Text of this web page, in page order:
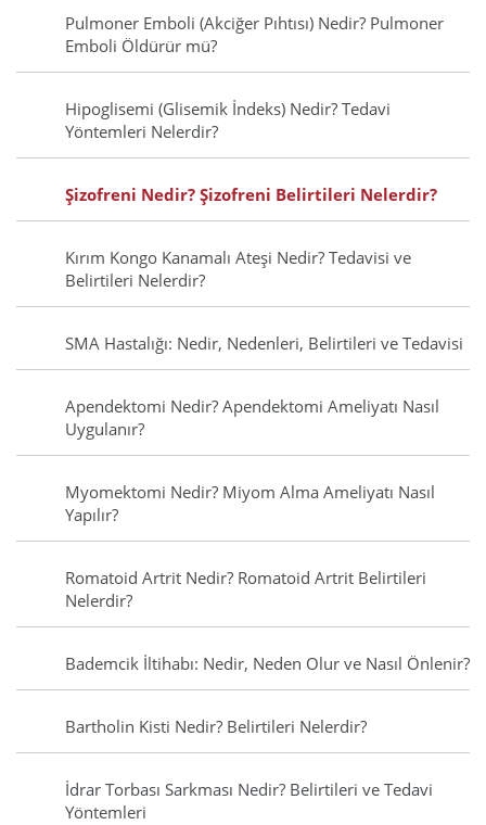
Pulmoner Emboli (Akciğer Pıhtısı) Nedir? Pulmoner
Emboli Öldürür mü?
Hipoglisemi (Glisemik İndeks) Nedir? Tedavi
Yöntemleri Nelerdir?
Şizofreni Nedir? Şizofreni Belirtileri Nelerdir?
Kırım Kongo Kanamalı Ateşi Nedir? Tedavisi ve
Belirtileri Nelerdir?
SMA Hastalığı: Nedir, Nedenleri, Belirtileri ve Tedavisi
Apendektomi Nedir? Apendektomi Ameliyatı Nasıl
Uygulanır?
Myomektomi Nedir? Miyom Alma Ameliyatı Nasıl
Yapılır?
Romatoid Artrit Nedir? Romatoid Artrit Belirtileri
Nelerdir?
Bademcik İltihabı: Nedir, Neden Olur ve Nasıl Önlenir?
Bartholin Kisti Nedir? Belirtileri Nelerdir?
İdrar Torbası Sarkması Nedir? Belirtileri ve Tedavi
Yöntemleri